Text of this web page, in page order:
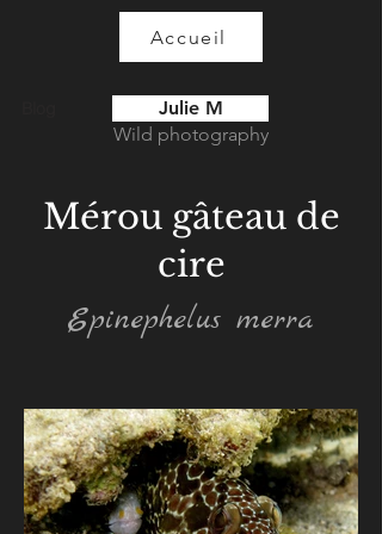
Accueil
Julie M
Wild photography
Mérou gâteau de
cire
Epinephelus merra